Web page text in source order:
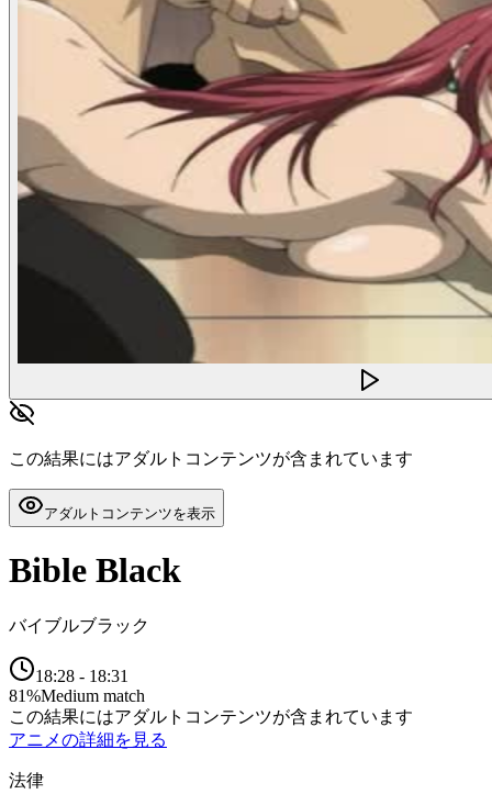
この結果にはアダルトコンテンツが含まれています
アダルトコンテンツを表示
Bible Black
バイブルブラック
18:28 - 18:31
81%Medium match
この結果にはアダルトコンテンツが含まれています
アニメの詳細を見る
法律